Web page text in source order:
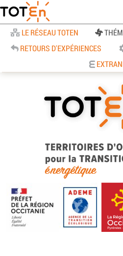
LE RÉSEAU TOTEN
RETOURS D'EXPÉRIENCES
TOTEn Occitanie
d’Occitanie pour